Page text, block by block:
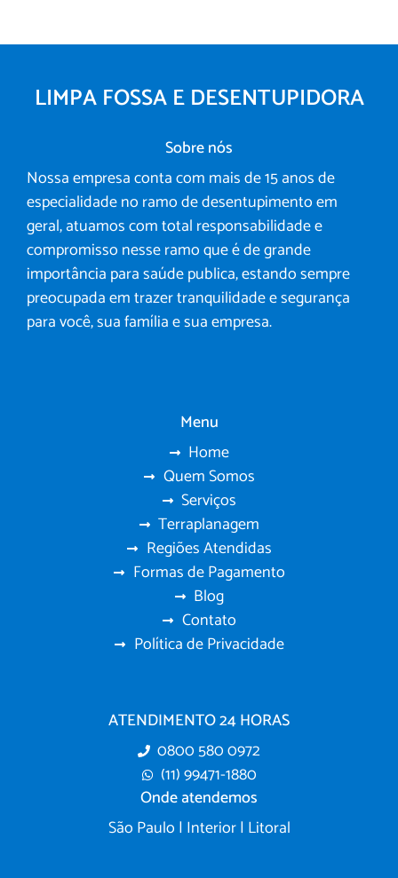
LIMPA FOSSA E DESENTUPIDORA
Sobre nós
Nossa empresa conta com mais de 15 anos de
especialidade no ramo de desentupimento em
geral, atuamos com total responsabilidade e
compromisso nesse ramo que é de grande
importância para saúde publica, estando sempre
preocupada em trazer tranquilidade e segurança
para você, sua família e sua empresa.
Menu
Home
Quem Somos
Serviços
Terraplanagem
Regiões Atendidas
Formas de Pagamento
Blog
Contato
Política de Privacidade
ATENDIMENTO 24 HORAS
0800 580 0972
(11) 99471-1880
Onde atendemos
São Paulo | Interior | Litoral